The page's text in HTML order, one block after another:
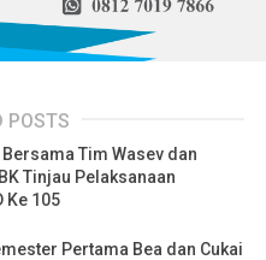
POSTS
Tim Wasev dan
Tinjau Pelaksanaan
Ke 105
Pertama Bea dan Cukai